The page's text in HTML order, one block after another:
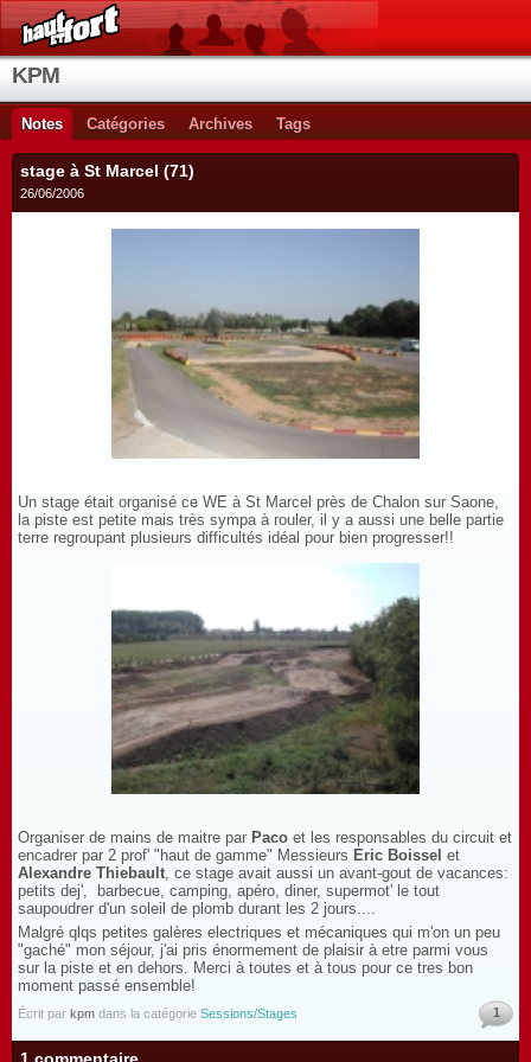
KPM
Notes Catégories Archives Tags
stage à St Marcel (71)
26/06/2006
Un stage était organisé ce WE à St Marcel près de Chalon sur Saone,
la piste est petite mais très sympa à rouler, il y a aussi une belle partie
terre regroupant plusieurs difficultés idéal pour bien progresser!!
Organiser de mains de maitre par Paco et les responsables du circuit et
encadrer par 2 prof' "haut de gamme" Messieurs Eric Boissel et
Alexandre Thiebault , ce stage avait aussi un avant-gout de vacances:
petits dej', barbecue, camping, apéro, diner, supermot' le tout
saupoudrer d'un soleil de plomb durant les 2 jours....
Malgré qlqs petites galères electriques et mécaniques qui m'on un peu
"gaché" mon séjour, j'ai pris énormement de plaisir à etre parmi vous
sur la piste et en dehors. Merci à toutes et à tous pour ce tres bon
moment passé ensemble!
Écrit par kpm dans la catégorie Sessions/Stages 1
1 commentaire